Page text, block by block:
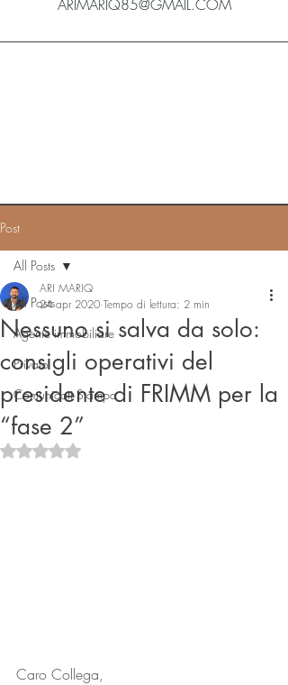
ARIMARIQ85@GMAIL.COM
Post
All Posts
Agente immobiliare
Privato
Comunicati Stampa
All Posts
Nessuno si salva da solo:
consigli operativi del
presidente di FRIMM per la
“fase 2”
ARI MARIQ
24 apr 2020 Tempo di lettura: 2 min
Valutazione NaN stelle su 5.
Caro Collega,